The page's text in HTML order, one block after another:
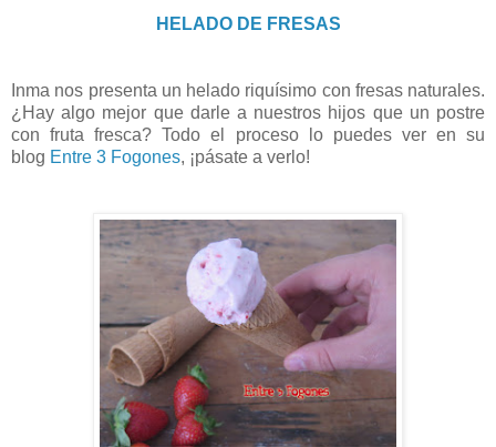
HELADO DE FRESAS
Inma nos presenta un helado riquísimo con fresas naturales.
¿Hay algo mejor que darle a nuestros hijos que un postre
con fruta fresca? Todo el proceso lo puedes ver en su
blog Entre 3 Fogones, ¡pásate a verlo!